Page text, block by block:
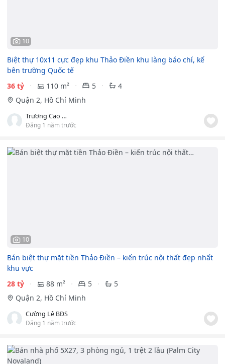
10
Biệt thự 10x11 cực đẹp khu Thảo Điền khu làng báo chí, kế
bên trường Quốc tế
36 tỷ
110 m² 5
4
Quận 2, Hồ Chí Minh
Trương Cao Minh Đạt
Đăng 1 năm trước
10
Bán biệt thự mặt tiền Thảo Điền – kiến trúc nội thất đẹp nhất
khu vực
28 tỷ
88 m² 5
5
Quận 2, Hồ Chí Minh
Cường Lê BĐS
Đăng 1 năm trước